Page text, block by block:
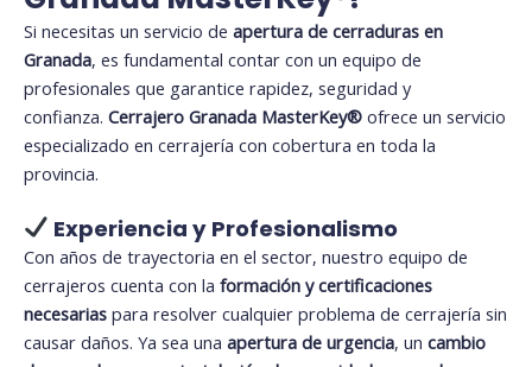
Si necesitas un servicio de apertura de cerraduras en
Granada, es fundamental contar con un equipo de
profesionales que garantice rapidez, seguridad y
confianza. Cerrajero Granada MasterKey®️ ofrece un servicio
especializado en cerrajería con cobertura en toda la
provincia.
Experiencia y Profesionalismo
Con años de trayectoria en el sector, nuestro equipo de
cerrajeros cuenta con la formación y certificaciones
necesarias para resolver cualquier problema de cerrajería sin
causar daños. Ya sea una apertura de urgencia, un cambio